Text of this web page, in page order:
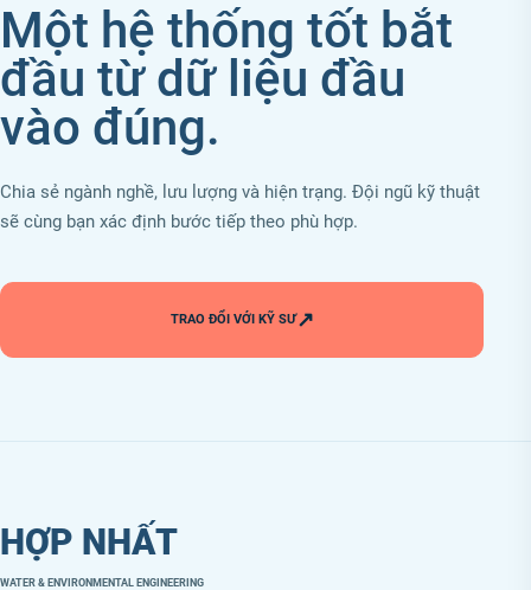
Một hệ thống tốt bắt
đầu từ dữ liệu đầu
vào đúng.
Chia sẻ ngành nghề, lưu lượng và hiện trạng. Đội ngũ kỹ thuật
sẽ cùng bạn xác định bước tiếp theo phù hợp.
TRAO ĐỔI VỚI KỸ SƯ↗
HỢP NHẤT
WATER & ENVIRONMENTAL ENGINEERING